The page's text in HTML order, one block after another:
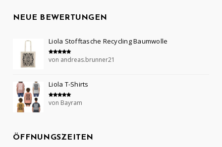
NEUE BEWERTUNGEN
Liola Stofftasche Recycling Baumwolle
Bewertet mit
von andreas.brunner21
Liola T-Shirts
Bewertet mit
von Bayram
ÖFFNUNGSZEITEN